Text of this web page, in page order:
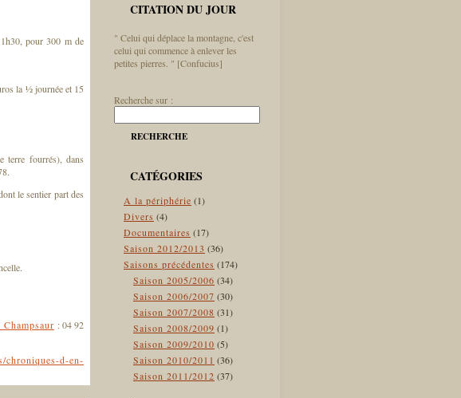
pour 300 m de
la ½ journée et 15
terre fourrés), dans
le sentier part des
Champsaur : 04 92
chroniques-d-en-
CITATION DU JOUR
" Celui qui déplace la montagne, c'est
celui qui commence à enlever les
petites pierres. " [Confucius]
Recherche sur :
RECHERCHE
CATÉGORIES
A la périphérie (1)
Divers (4)
Documentaires (17)
Saison 2012/2013 (36)
Saisons précédentes (174)
Saison 2005/2006 (34)
Saison 2006/2007 (30)
Saison 2007/2008 (31)
Saison 2008/2009 (1)
Saison 2009/2010 (5)
Saison 2010/2011 (36)
Saison 2011/2012 (37)